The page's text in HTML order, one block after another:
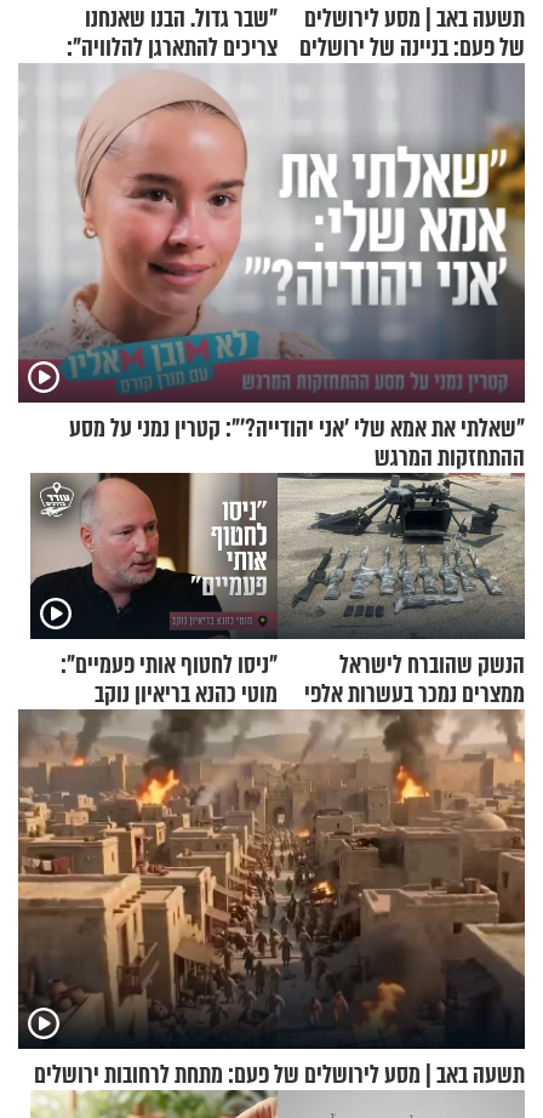
תשעה באב | מסע לירושלים
של פעם: בניינה של ירושלים
"שבר גדול. הבנו שאנחנו
צריכים להתארגן להלוויה":
זוגיות במבחן, הפעם עם מרים
וגד דנינו
"שאלתי את אמא שלי 'אני יהודייה?'": קטרין נמני על מסע
ההתחזקות המרגש
הנשק שהוברח לישראל
ממצרים נמכר בעשרות אלפי
שקלים
"ניסו לחטוף אותי פעמיים":
מוטי כהנא בריאיון נוקב
תשעה באב | מסע לירושלים של פעם: מתחת לרחובות ירושלים